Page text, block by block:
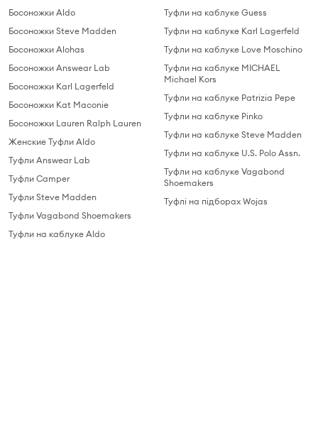
Босоножки Aldo
Босоножки Steve Madden
Босоножки Alohas
Босоножки Answear Lab
Босоножки Karl Lagerfeld
Босоножки Kat Maconie
Босоножки Lauren Ralph Lauren
Женские Туфли Aldo
Туфли Answear Lab
Туфли Camper
Туфли Steve Madden
Туфли Vagabond Shoemakers
Туфли на каблуке Aldo
Туфли на каблуке Guess
Туфли на каблуке Karl Lagerfeld
Туфли на каблуке Love Moschino
Туфли на каблуке MICHAEL
Michael Kors
Туфли на каблуке Patrizia Pepe
Туфли на каблуке Pinko
Туфли на каблуке Steve Madden
Туфли на каблуке U.S. Polo Assn.
Туфли на каблуке Vagabond
Shoemakers
Туфлі на підборах Wojas